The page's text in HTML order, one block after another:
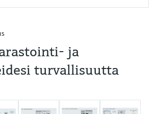
ja
turvallisuutta